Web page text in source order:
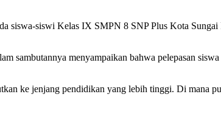
siswa-siswi Kelas IX SMPN 8 SNP Plus Kota
sambutannya menyampaikan bahwa pelepasan
ke jenjang pendidikan yang lebih tinggi. Di mana